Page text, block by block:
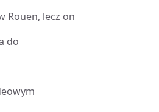
Rouen, lecz on
do